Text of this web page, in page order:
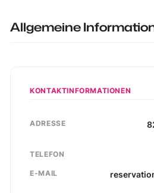
Allgemeine
KONTAKTINFORMATIONEN
ADRESSE
TELEFON
E-MAIL